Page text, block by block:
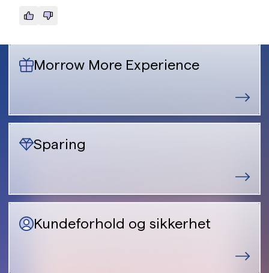
Morrow More Experience
Sparing
Kundeforhold og sikkerhet